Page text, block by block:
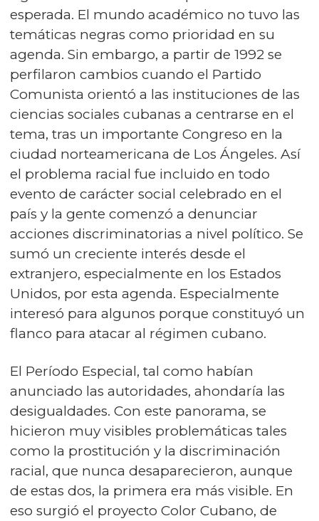
esperada. El mundo académico no tuvo las
temáticas negras como prioridad en su
agenda. Sin embargo, a partir de 1992 se
perfilaron cambios cuando el Partido
Comunista orientó a las instituciones de las
ciencias sociales cubanas a centrarse en el
tema, tras un importante Congreso en la
ciudad norteamericana de Los Ángeles. Así
el problema racial fue incluido en todo
evento de carácter social celebrado en el
país y la gente comenzó a denunciar
acciones discriminatorias a nivel político. Se
sumó un creciente interés desde el
extranjero, especialmente en los Estados
Unidos, por esta agenda. Especialmente
interesó para algunos porque constituyó un
flanco para atacar al régimen cubano.
El Período Especial, tal como habían
anunciado las autoridades, ahondaría las
desigualdades. Con este panorama, se
hicieron muy visibles problemáticas tales
como la prostitución y la discriminación
racial, que nunca desaparecieron, aunque
de estas dos, la primera era más visible. En
eso surgió el proyecto Color Cubano, de